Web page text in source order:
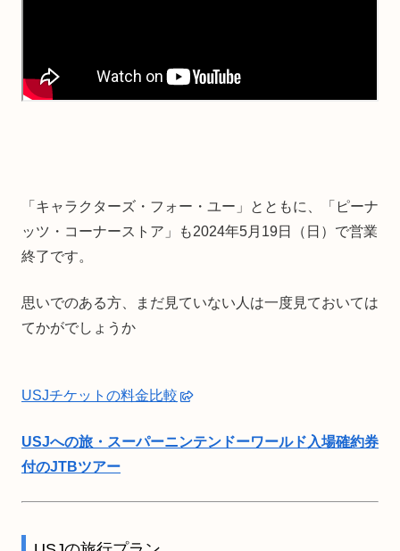
「キャラクターズ・フォー・ユー」とともに、「ピーナ
ッツ・コーナーストア」も2024年5月19日（日）で営業
終了です。
思いでのある方、まだ見ていない人は一度見ておいては
てかがでしょうか
USJチケットの料金比較
USJへの旅・スーパーニンテンドーワールド入場確約券
付のJTBツアー